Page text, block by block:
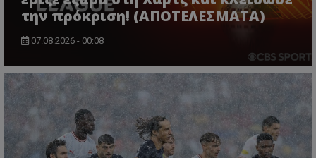
την πρόκριση! (ΑΠΟΤΕΛΕΣΜΑΤΑ)
07.08.2026 - 00:08